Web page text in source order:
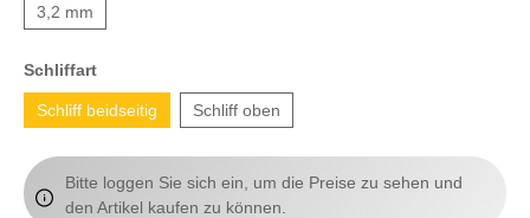
3,2 mm
Schliffart
Schliff beidseitig Schliff oben
Bitte loggen Sie sich ein, um die Preise zu sehen und
den Artikel kaufen zu können.